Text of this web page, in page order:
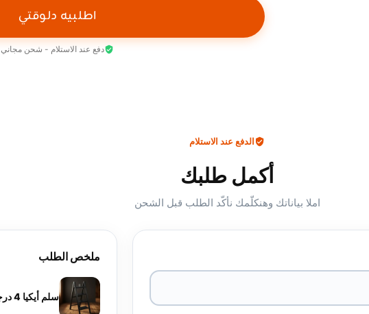
اطلبيه دلوقتي
دفع عند الاستلام - شحن مجاني
الدفع عند الاستلام
أكمل طلبك
املا بياناتك وهنكلّمك نأكّد الطلب قبل الشحن
ملخص الطلب
سلم أيكيا 4 درجات